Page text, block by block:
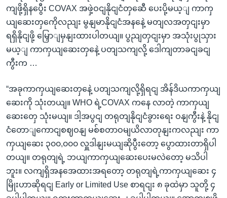
ကျဖို့ရှိနပွေီး COVAX အဖှဲ့ဝငျနိုငျငံတှဆေီ ပေးပို့မယ့ျ ကာကှ
ယျဆေးတှကေိုလညျး မွနျမာနိုငျငံအနနေဲ့ မတျလအတှငျးမှာ
ရရှိနိုငျဖို့ မြှောျမှနျးထားပါတယျ။ ပွညျတှငျးမှာ အသုံးပွုသှား
မယ့ျ ကာကှယျဆေးတှနေဲ့ ပတျသကျလို့ ဒေါကျတာခငျခငျ
ကွီးက …
“အခုကာကှယျဆေးတှနေဲ့ ပတျသကျလို့ရှိရငျ အိန်ဒိယကာကှယျ
ဆေးကို သုံးတယျ။ WHO ရဲ့COVAX ကနေ လာတဲ့ ကာကှယျ
ဆေးတှေ သုံးမယျ။ ဒါ့အပွငျ တရုတျနိုငျငံခွားရေး ဝနျကွီးနဲ့ နိုငျ
ငံတောျကောငျစဈဝနျ မစ်စတာဝမျယိလာတုနျးကလညျး ကာ
ကှယျဆေး ၃၀၀,၀၀၀ လှူဒါနျးမယျဆိုပွီးတော့ ပွောထားတာရှိပါ
တယျ။ တရုတျရဲ့ ဘယျကာကှယျဆေးပေးမလဲတော့ မသိပါ
ဘူး။ လကျရှိအနအေထားအရတော့ တရုတျရဲ့ကာကှယျဆေး ၄
မြိုးဟာဆိုရငျ Early or Limited Use စာရငျး ၈ ခုထဲမှာ သူတို့ ၄